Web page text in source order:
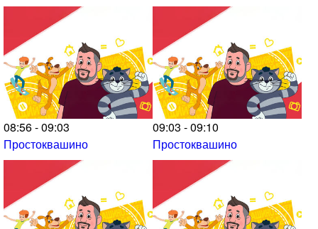
08:56 - 09:03
Простоквашино
09:03 - 09:10
Простоквашино